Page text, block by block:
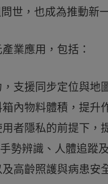
世，也成為推動新
業應用，包括：
支援同步定位與地
內物料體積，提升
者隱私的前提下，
勢辨識、人體追蹤
高齡照護與病患安